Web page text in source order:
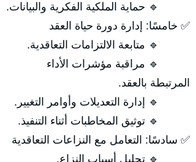
🔹 حماية الملكية الفكرية والبيانات.
✅ خامسًا: إدارة دورة حياة العقد
🔹 متابعة الالتزامات التعاقدية.
🔹 مراقبة مؤشرات الأداء
المرتبطة بالعقد.
🔹 إدارة التعديلات وأوامر التغيير.
🔹 توثيق المخاطبات أثناء التنفيذ.
✅ سادسًا: التعامل مع النزاعات التعاقدية
🔹 تحليل أسباب النزاع.